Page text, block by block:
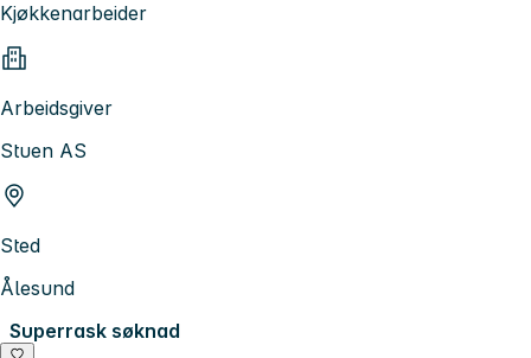
Kjøkkenarbeider
Arbeidsgiver
Stuen AS
Sted
Ålesund
Superrask søknad